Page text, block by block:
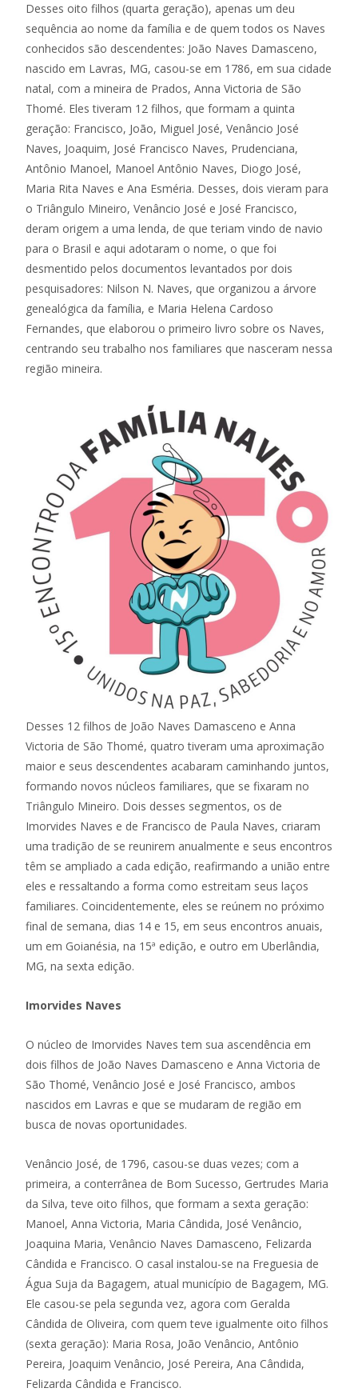
Desses oito filhos (quarta geração), apenas um deu
sequência ao nome da família e de quem todos os Naves
conhecidos são descendentes: João Naves Damasceno,
nascido em Lavras, MG, casou-se em 1786, em sua cidade
natal, com a mineira de Prados, Anna Victoria de São
Thomé. Eles tiveram 12 filhos, que formam a quinta
geração: Francisco, João, Miguel José, Venâncio José
Naves, Joaquim, José Francisco Naves, Prudenciana,
Antônio Manoel, Manoel Antônio Naves, Diogo José,
Maria Rita Naves e Ana Esméria. Desses, dois vieram para
o Triângulo Mineiro, Venâncio José e José Francisco,
deram origem a uma lenda, de que teriam vindo de navio
para o Brasil e aqui adotaram o nome, o que foi
desmentido pelos documentos levantados por dois
pesquisadores: Nilson N. Naves, que organizou a árvore
genealógica da família, e Maria Helena Cardoso
Fernandes, que elaborou o primeiro livro sobre os Naves,
centrando seu trabalho nos familiares que nasceram nessa
região mineira.
Desses 12 filhos de João Naves Damasceno e Anna
Victoria de São Thomé, quatro tiveram uma aproximação
maior e seus descendentes acabaram caminhando juntos,
formando novos núcleos familiares, que se fixaram no
Triângulo Mineiro. Dois desses segmentos, os de
Imorvides Naves e de Francisco de Paula Naves, criaram
uma tradição de se reunirem anualmente e seus encontros
têm se ampliado a cada edição, reafirmando a união entre
eles e ressaltando a forma como estreitam seus laços
familiares. Coincidentemente, eles se reúnem no próximo
final de semana, dias 14 e 15, em seus encontros anuais,
um em Goianésia, na 15ª edição, e outro em Uberlândia,
MG, na sexta edição.
Imorvides Naves
O núcleo de Imorvides Naves tem sua ascendência em
dois filhos de João Naves Damasceno e Anna Victoria de
São Thomé, Venâncio José e José Francisco, ambos
nascidos em Lavras e que se mudaram de região em
busca de novas oportunidades.
Venâncio José, de 1796, casou-se duas vezes; com a
primeira, a conterrânea de Bom Sucesso, Gertrudes Maria
da Silva, teve oito filhos, que formam a sexta geração:
Manoel, Anna Victoria, Maria Cândida, José Venâncio,
Joaquina Maria, Venâncio Naves Damasceno, Felizarda
Cândida e Francisco. O casal instalou-se na Freguesia de
Água Suja da Bagagem, atual município de Bagagem, MG.
Ele casou-se pela segunda vez, agora com Geralda
Cândida de Oliveira, com quem teve igualmente oito filhos
(sexta geração): Maria Rosa, João Venâncio, Antônio
Pereira, Joaquim Venâncio, José Pereira, Ana Cândida,
Felizarda Cândida e Francisco.